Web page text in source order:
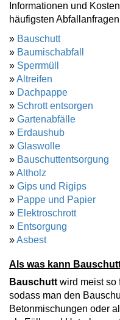
Informationen und
häufigsten
» Bauschutt
» Baumischabfall
» Sperrmüll
»Altreifen
» Dachpappe
» Schrott entsorgen
» Gartenabfälle
» Erdaushub
» Glaswolle
» Bauschuttentsorgung
»Altholz
» Gips und Rigips
» Pappe und Papier
» Elektroschrott
» Entsorgung
»Asbest
Als was kann
Bauschutt wird meist so
sodass man den
Betonmischungen oder